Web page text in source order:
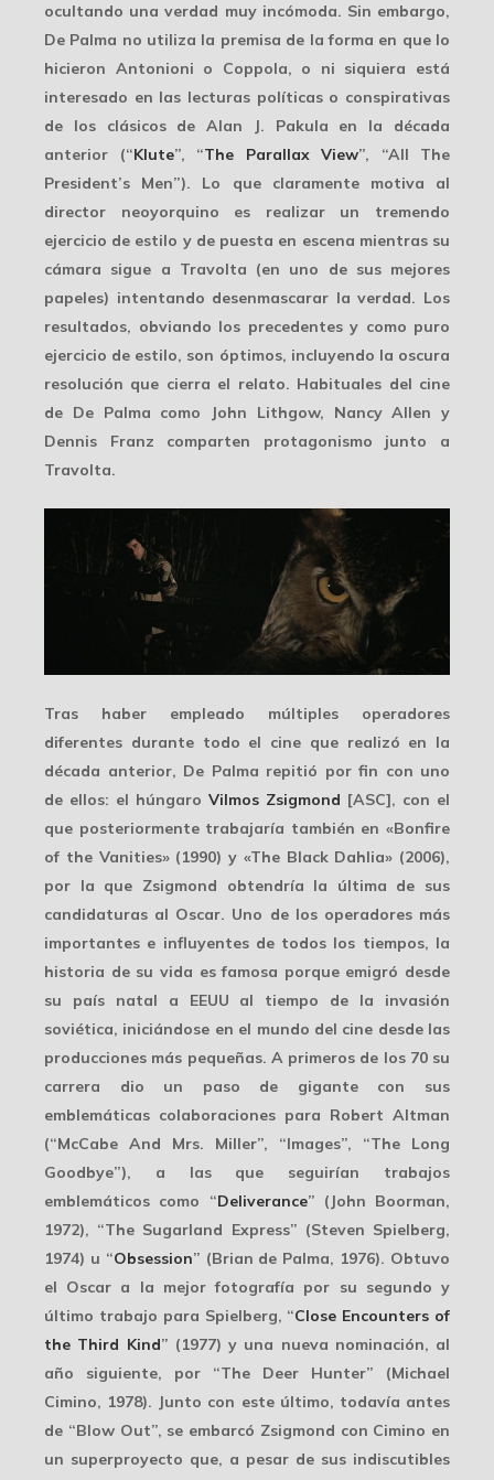
ocultando una verdad muy incómoda. Sin embargo,
De Palma no utiliza la premisa de la forma en que lo
hicieron Antonioni o Coppola, o ni siquiera está
interesado en las lecturas políticas o conspirativas
de los clásicos de Alan J. Pakula en la década
anterior (“Klute”, “The Parallax View”, “All The
President’s Men”). Lo que claramente motiva al
director neoyorquino es realizar un tremendo
ejercicio de estilo y de puesta en escena mientras su
cámara sigue a Travolta (en uno de sus mejores
papeles) intentando desenmascarar la verdad. Los
resultados, obviando los precedentes y como puro
ejercicio de estilo, son óptimos, incluyendo la oscura
resolución que cierra el relato. Habituales del cine
de De Palma como John Lithgow, Nancy Allen y
Dennis Franz comparten protagonismo junto a
Travolta.
Tras haber empleado múltiples operadores
diferentes durante todo el cine que realizó en la
década anterior, De Palma repitió por fin con uno
de ellos: el húngaro Vilmos Zsigmond [ASC], con el
que posteriormente trabajaría también en «Bonfire
of the Vanities» (1990) y «The Black Dahlia» (2006),
por la que Zsigmond obtendría la última de sus
candidaturas al Oscar. Uno de los operadores más
importantes e influyentesde todos los tiempos, la
historia de su vida es famosa porque emigró desde
su país natal a EEUU al tiempo de la invasión
soviética, iniciándose en el mundo del cine desde las
producciones más pequeñas. A primeros de los 70 su
carrera dio un paso de gigante con sus
emblemáticas colaboraciones para Robert Altman
(“McCabe And Mrs. Miller”, “Images”, “The Long
Goodbye”), a las que seguirían trabajos
emblemáticos como “Deliverance” (John Boorman,
1972), “The Sugarland Express” (Steven Spielberg,
1974) u “Obsession” (Brian de Palma, 1976). Obtuvo
el Oscar a la mejor fotografía por su segundo y
último trabajo para Spielberg, “Close Encounters of
the Third Kind” (1977) y una nueva nominación, al
año siguiente, por “The Deer Hunter” (Michael
Cimino, 1978). Junto con este último, todavía antes
de “Blow Out”, se embarcó Zsigmond con Cimino en
un superproyecto que, a pesar de sus indiscutibles